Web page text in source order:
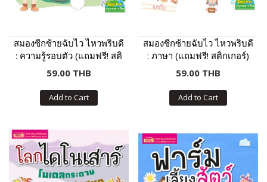
สมองซีกซ้ายฉับไว ไหวพริบดี
: ความรู้รอบตัว (แถมฟรี! สติ
กเกอร์)
59.00 THB
Add to Cart
สมองซีกซ้ายฉับไว ไหวพริบดี
: ภาษา (แถมฟรี! สติกเกอร์)
59.00 THB
Add to Cart